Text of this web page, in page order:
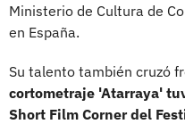
Ministerio de Cultura de
en España.
Su talento también cruzó
cortometraje 'Atarraya'
Short Film Corner del